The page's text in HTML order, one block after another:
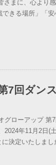
さまに、心より
きる場所」「安
7回ダン
グローアップ 第
年11月2日(
決定いたしまし